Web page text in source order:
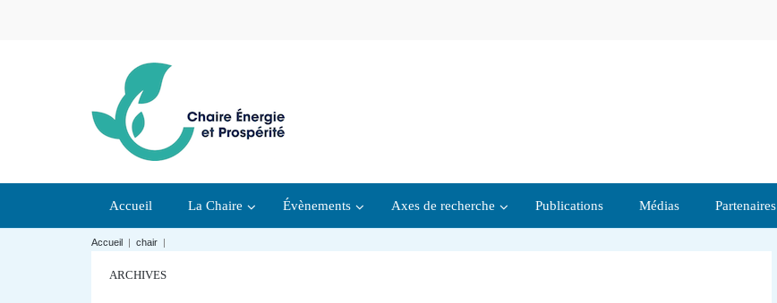
Accueil La Chaire Évènements Axes de recherche Publications Médias Partenaires
Accueil | chair |
ARCHIVES